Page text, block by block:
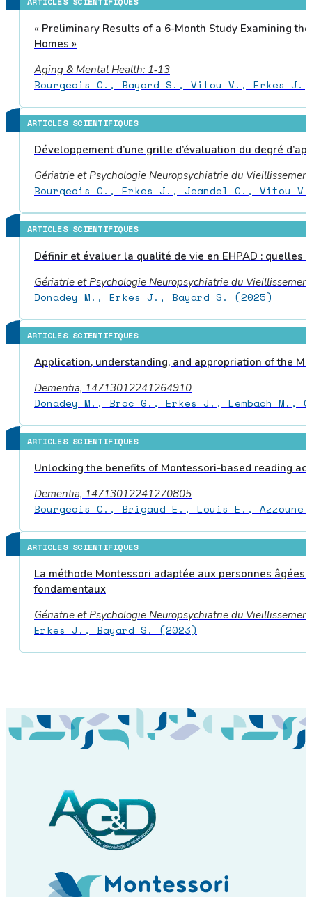
« Preliminary Results of a 6-Month Study Examining
Homes »
Aging & Mental Health: 1‑13
Bourgeois C., Bayard S., Vitou V., Erkes
ARTICLES SCIENTIFIQUES
Développement d’une grille d’évaluation du degré
Gériatrie et Psychologie Neuropsychiatrie du
Bourgeois C., Erkes J., Jeandel C., Vitou
ARTICLES SCIENTIFIQUES
Définir et évaluer la qualité de vie en EHPAD :
Gériatrie et Psychologie Neuropsychiatrie du
Donadey M., Erkes J., Bayard S. (2025)
ARTICLES SCIENTIFIQUES
Application, understanding, and appropriation of the
Dementia, 14713012241264910
Donadey M., Broc G., Erkes J., Lembach M.,
ARTICLES SCIENTIFIQUES
Unlocking the benefits of Montessori-based reading
Dementia, 14713012241270805
Bourgeois C., Brigaud E., Louis E.,
ARTICLES SCIENTIFIQUES
La méthode Montessori adaptée aux personnes
fondamentaux
Gériatrie et Psychologie Neuropsychiatrie du
Erkes J., Bayard S. (2023)